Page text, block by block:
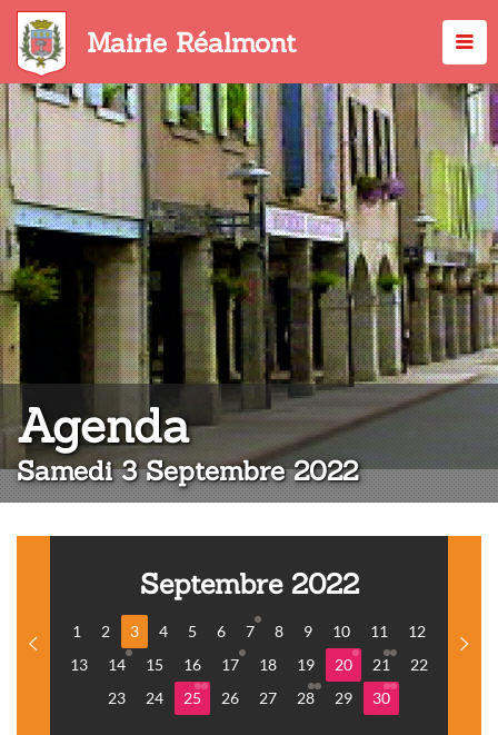
Aller
contenu
principal
Mairie Réalmont
Agenda:
Samedi 3 Septembre 2022
Septembre 2022
1 2 3 4 5 6 7 8 9 10 11
12
13
14 15 16 17 18 19 20 21
22
23
24 25 26 27 28 29 30